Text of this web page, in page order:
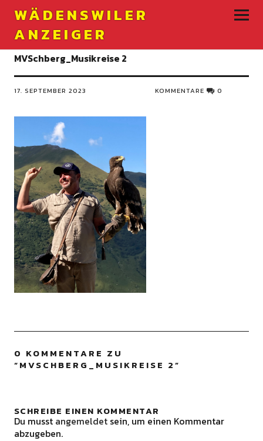
WÄDENSWILER
ANZEIGER
MVSchberg_Musikreise 2
17. SEPTEMBER 2023 KOMMENTARE 0
0 KOMMENTARE ZU
“MVSCHBERG_MUSIKREISE 2”
SCHREIBE EINEN KOMMENTAR
Du musst angemeldetsein, um einen Kommentar
abzugeben.